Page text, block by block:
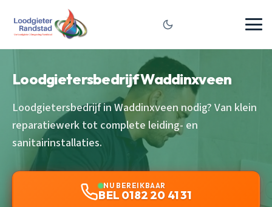
Loodgietersbedrijf Waddinxveen
Loodgietersbedrijf in Waddinxveen nodig? Van klein
reparatiewerk tot complete leiding- en
sanitairinstallaties.
NU BEREIKBAAR
BEL 0182 20 41 31